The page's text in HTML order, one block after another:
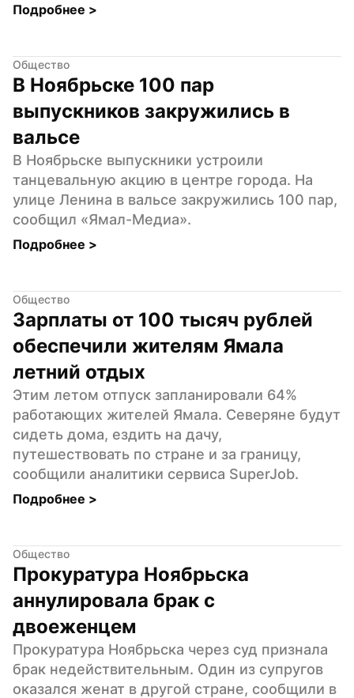
Подробнее >
Общество
В Ноябрьске 100 пар
выпускников закружились в
вальсе
В Ноябрьске выпускники устроили
танцевальную акцию в центре города. На
улице Ленина в вальсе закружились 100 пар,
сообщил «Ямал-Медиа».
Подробнее >
Общество
Зарплаты от 100 тысяч рублей
обеспечили жителям Ямала
летний отдых
Этим летом отпуск запланировали 64%
работающих жителей Ямала. Северяне будут
сидеть дома, ездить на дачу,
путешествовать по стране и за границу,
сообщили аналитики сервиса SuperJob.
Подробнее >
Общество
Прокуратура Ноябрьска
аннулировала брак с
двоеженцем
Прокуратура Ноябрьска через суд признала
брак недействительным. Один из супругов
оказался женат в другой стране, сообщили в